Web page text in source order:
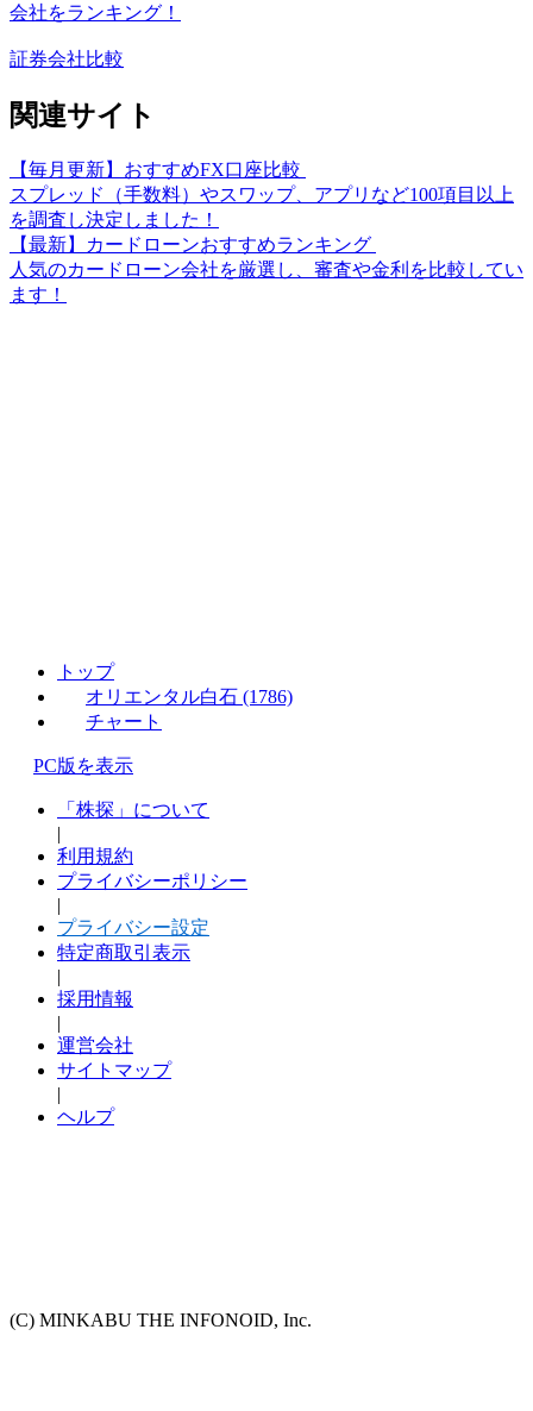
会社をランキング！
証券会社比較
関連サイト
【毎月更新】おすすめFX口座比較
スプレッド（手数料）やスワップ、アプリなど100項目以上
を調査し決定しました！
【最新】カードローンおすすめランキング
人気のカードローン会社を厳選し、審査や金利を比較してい
ます！
トップ
オリエンタル白石 (1786)
チャート
PC版を表示
「株探」について
|
利用規約
プライバシーポリシー
|
プライバシー設定
特定商取引表示
|
採用情報
|
運営会社
サイトマップ
|
ヘルプ
(C) MINKABU THE INFONOID, Inc.